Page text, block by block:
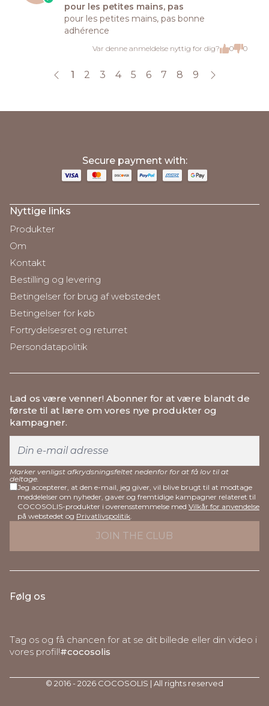
pour les petites mains, pas
pour les petites mains, pas bonne
adhérence
Var denne anmeldelse nyttig for dig? 0 0
1 2 3 4 5 6 7 8 9
Secure payment with:
Nyttige links
Produkter
Om
Kontakt
Bestilling og levering
Betingelser for brug af webstedet
Betingelser for køb
Fortrydelsesret og returret
Persondatapolitik
Lad os være venner! Abonner for at være blandt de
første til at lære om vores nye produkter og
kampagner.
Marker venligst afkrydsningsfeltet nedenfor for at få lov til at
deltage.
Jeg accepterer, at den e-mail, jeg giver, vil blive brugt til at modtage
meddelelser om nyheder, gaver og fremtidige kampagner relateret til
COCOSOLIS-produkter i overensstemmelse med Vilkår for anvendelse
på webstedet og Privatlivspolitik.
Følg os
Tag os og få chancen for at se dit billede eller din video i
vores profil!#cocosolis
© 2016 - 2026 COCOSOLIS | All rights reserved